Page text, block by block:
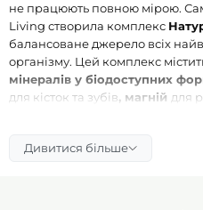
не працюють повною мірою.
Living створила комплекс
балансоване джерело всіх
організму. Цей комплекс
мінералів у біодоступних
для кісток та зубів, магній для
мідьдля міцності сполучних
Дивитися більше